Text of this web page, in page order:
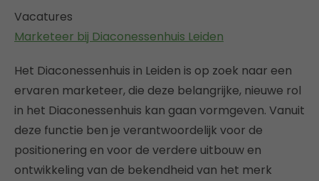
Vacatures
Marketeer bij Diaconessenhuis Leiden
Het Diaconessenhuis in Leiden is op zoek naar een
ervaren marketeer, die deze belangrijke, nieuwe rol
in het Diaconessenhuis kan gaan vormgeven. Vanuit
deze functie ben je verantwoordelijk voor de
positionering en voor de verdere uitbouw en
ontwikkeling van de bekendheid van het merk